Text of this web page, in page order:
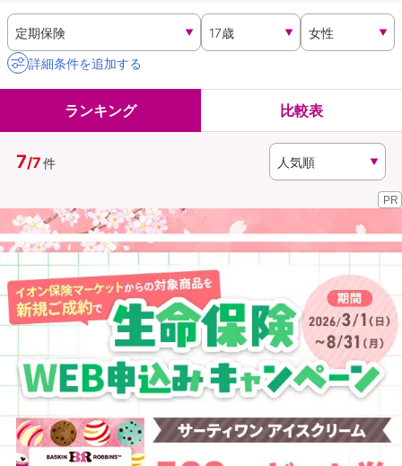
キャンペーン一覧
イオングループ従業員さま向け
資料請求
（無料）
訪問相談
イオンカード会員さま専用保険
詳細条件を追加する
ランキング 比較表
7/7件
PR